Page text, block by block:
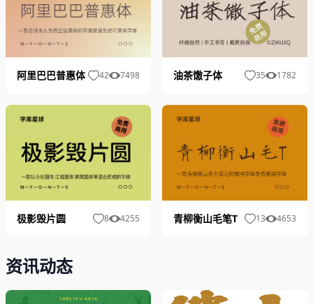
阿里巴巴普惠体 42 7498 油茶馓子体 35 1782
极影毁片圆 8 4255 青柳衡山毛笔T 13 4653
资讯动态